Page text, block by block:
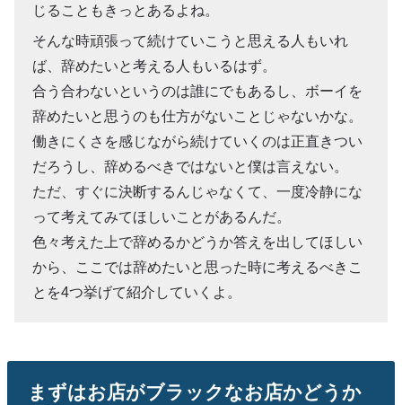
じることもきっとあるよね。
そんな時頑張って続けていこうと思える人もいれ
ば、辞めたいと考える人もいるはず。
合う合わないというのは誰にでもあるし、ボーイを
辞めたいと思うのも仕方がないことじゃないかな。
働きにくさを感じながら続けていくのは正直きつい
だろうし、辞めるべきではないと僕は言えない。
ただ、すぐに決断するんじゃなくて、一度冷静にな
って考えてみてほしいことがあるんだ。
色々考えた上で辞めるかどうか答えを出してほしい
から、ここでは辞めたいと思った時に考えるべきこ
とを4つ挙げて紹介していくよ。
まずはお店がブラックなお店かどうか